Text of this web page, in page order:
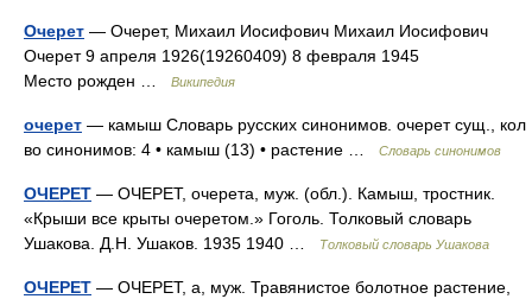
Очерет — Очерет, Михаил Иосифович Михаил Иосифович
Очерет 9 апреля 1926(19260409) 8 февраля 1945
Место рожден …
Википедия
очерет — камыш Словарь русских синонимов. очерет сущ., кол
во синонимов: 4 • камыш (13) • растение …
Словарь синонимов
ОЧЕРЕТ — ОЧЕРЕТ, очерета, муж. (обл.). Камыш, тростник.
«Крыши все крыты очеретом.» Гоголь. Толковый словарь
Ушакова. Д.Н. Ушаков. 1935 1940 …
Толковый словарь Ушакова
ОЧЕРЕТ — ОЧЕРЕТ, а, муж. Травянистое болотное растение,